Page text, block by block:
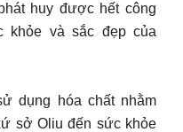
huy được hết công
khỏe và sắc đẹp của
dụng hóa chất nhằm
sở Oliu đến sức khỏe